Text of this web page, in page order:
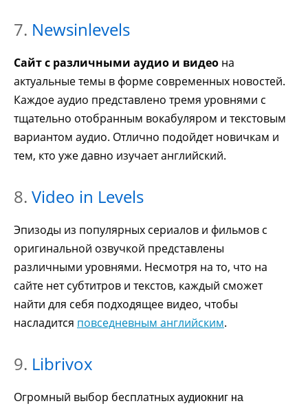
7. Newsinlevels
Сайт с различными аудио и видео на
актуальные темы в форме современных новостей.
Каждое аудио представлено тремя уровнями с
тщательно отобранным вокабуляром и текстовым
вариантом аудио. Отлично подойдет новичкам и
тем, кто уже давно изучает английский.
8. Video in Levels
Эпизоды из популярных сериалов и фильмов с
оригинальной озвучкой представлены
различными уровнями. Несмотря на то, что на
сайте нет субтитров и текстов, каждый сможет
найти для себя подходящее видео, чтобы
насладится повседневным английским.
9. Librivox
Огромный выбор бесплатных аудиокниг на